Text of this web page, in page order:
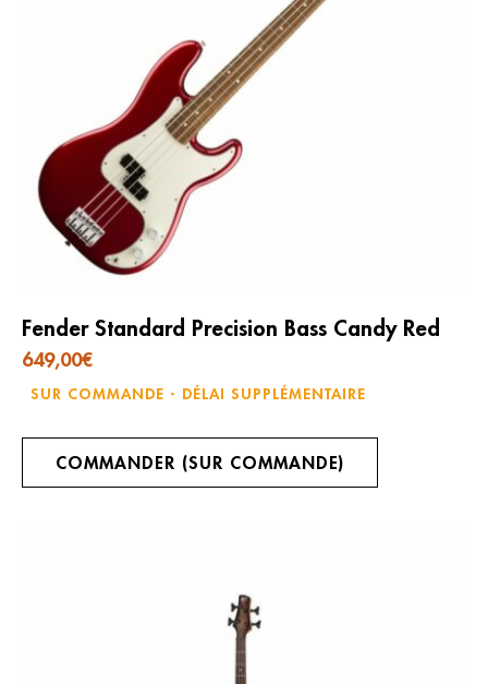
Fender Standard Precision Bass Candy Red
649,00€
SUR COMMANDE - DÉLAI SUPPLÉMENTAIRE
COMMANDER (SUR COMMANDE)